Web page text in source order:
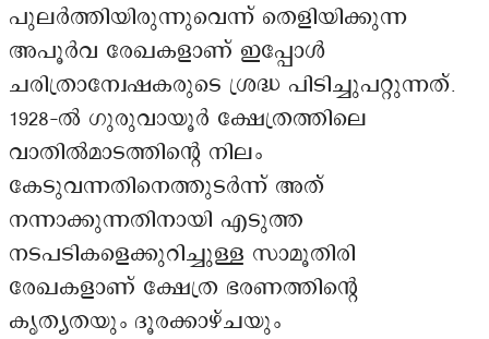
പുലർത്തിയിരുന്നുവെന്ന് തെളിയിക്കുന്ന
അപൂർവ രേഖകളാണ് ഇപ്പോൾ
ചരിത്രാന്വേഷകരുടെ ശ്രദ്ധ പിടിച്ചുപറ്റുന്നത്.
1928-ൽ ഗുരുവായൂർ ക്ഷേത്രത്തിലെ
വാതിൽമാടത്തിന്റെ നിലം
കേടുവന്നതിനെത്തുടർന്ന് അത്
നന്നാക്കുന്നതിനായി എടുത്ത
നടപടികളെക്കുറിച്ചുള്ള സാമൂതിരി
രേഖകളാണ് ക്ഷേത്ര ഭരണത്തിന്റെ
കൃത്യതയും ദൂരക്കാഴ്ചയും